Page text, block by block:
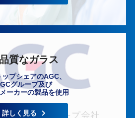
質なガラス
プシェアのAGC、
グループ及び
ーカーの製品を使用
詳しく見る